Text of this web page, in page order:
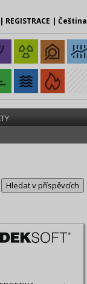
| REGISTRACE | Čeština